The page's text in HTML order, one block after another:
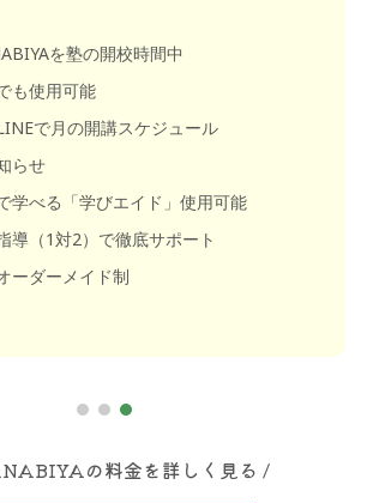
を塾の開校時間中
も使用可能
で月の開講スケジュール
らせ
学べる「学びエイド」使用可能
導（1対2）で徹底サポート
ーダーメイド制
の料金を詳しく見る /